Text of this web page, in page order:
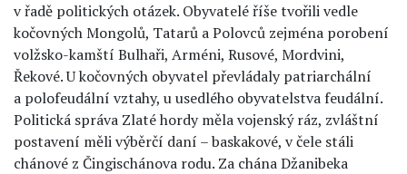
v řadě politických otázek. Obyvatelé říše tvořili vedle
kočovných Mongolů, Tatarů a Polovců zejména porobení
volžsko-kamští Bulhaři, Arméni, Rusové, Mordvini,
Řekové. U kočovných obyvatel převládaly patriarchální
a polofeudální vztahy, u usedlého obyvatelstva feudální.
Politická správa Zlaté hordy měla vojenský ráz, zvláštní
postavení měli výběrčí daní – baskakové, v čele stáli
chánové z Čingischánova rodu. Za chána Džanibeka